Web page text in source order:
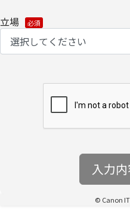
【個人情報の開示/訂正/削除に関
ご提供いただきました個人情報
また、お手続きの詳細について
個人のお客さまのお手続き方法
このページは通信途上における
SSL（Secure Sockets Layer）
に準ずるセキュリティ技術を施
立場
© Canon